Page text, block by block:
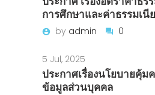
การศึกษาและค่าธรรมเนี
by admin 0
5 Jul, 2025
ประกาศเรื่องนโยบายคุ้ม
ข้อมูลส่วนบุคคล